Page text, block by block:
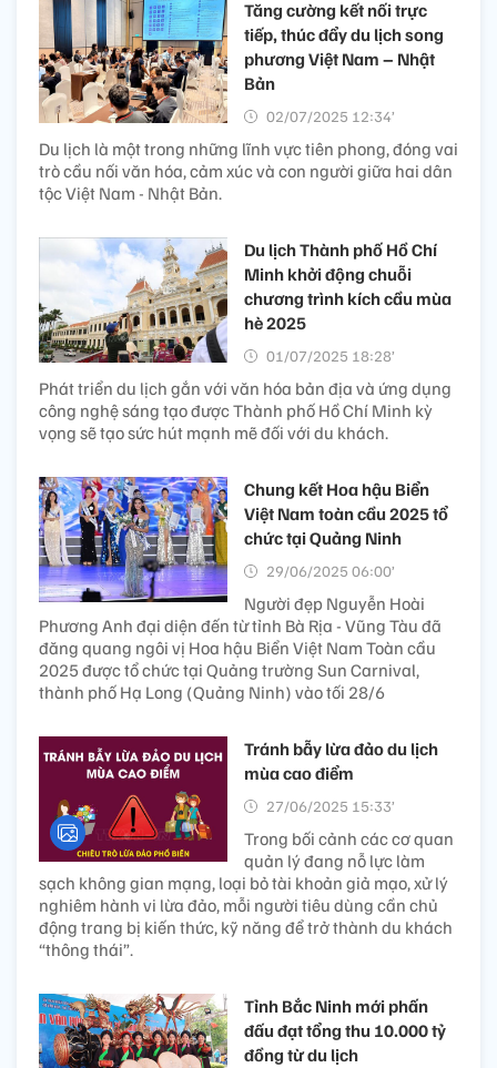
Tăng cường kết nối trực
tiếp, thúc đẩy du lịch song
phương Việt Nam – Nhật
Bản
02/07/2025 12:34’
Du lịch là một trong những lĩnh vực tiên phong, đóng vai
trò cầu nối văn hóa, cảm xúc và con người giữa hai dân
tộc Việt Nam - Nhật Bản.
Du lịch Thành phố Hồ Chí
Minh khởi động chuỗi
chương trình kích cầu mùa
hè 2025
01/07/2025 18:28’
Phát triển du lịch gắn với văn hóa bản địa và ứng dụng
công nghệ sáng tạo được Thành phố Hồ Chí Minh kỳ
vọng sẽ tạo sức hút mạnh mẽ đối với du khách.
Chung kết Hoa hậu Biển
Việt Nam toàn cầu 2025 tổ
chức tại Quảng Ninh
29/06/2025 06:00’
Người đẹp Nguyễn Hoài
Phương Anh đại diện đến từ tỉnh Bà Rịa - Vũng Tàu đã
đăng quang ngôi vị Hoa hậu Biển Việt Nam Toàn cầu
2025 được tổ chức tại Quảng trường Sun Carnival,
thành phố Hạ Long (Quảng Ninh) vào tối 28/6
Tránh bẫy lừa đảo du lịch
mùa cao điểm
27/06/2025 15:33’
Trong bối cảnh các cơ quan
quản lý đang nỗ lực làm
sạch không gian mạng, loại bỏ tài khoản giả mạo, xử lý
nghiêm hành vi lừa đảo, mỗi người tiêu dùng cần chủ
động trang bị kiến thức, kỹ năng để trở thành du khách
“thông thái”.
Tỉnh Bắc Ninh mới phấn
đấu đạt tổng thu 10.000 tỷ
đồng từ du lịch